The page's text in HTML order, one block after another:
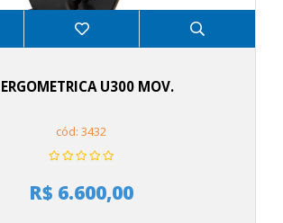
U300 MOV.
cód: 3432
R$ 6.600,00